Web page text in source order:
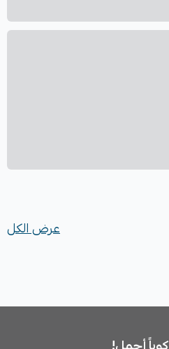
عرض الكل